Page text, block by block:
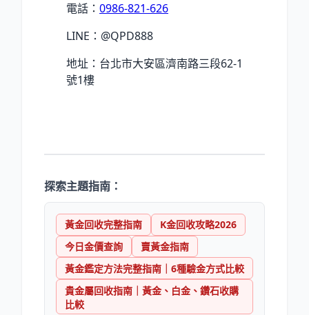
電話： 0986-821-626
LINE：@QPD888
地址：台北市大安區濟南路三段62-1
號1樓
探索主題指南：
黃金回收完整指南
K金回收攻略2026
今日金價查詢
賣黃金指南
黃金鑑定方法完整指南｜6種驗金方式比較
貴金屬回收指南｜黃金、白金、鑽石收購
比較